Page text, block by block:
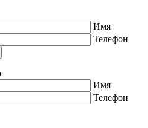
Имя
Телефон
Имя
Телефон